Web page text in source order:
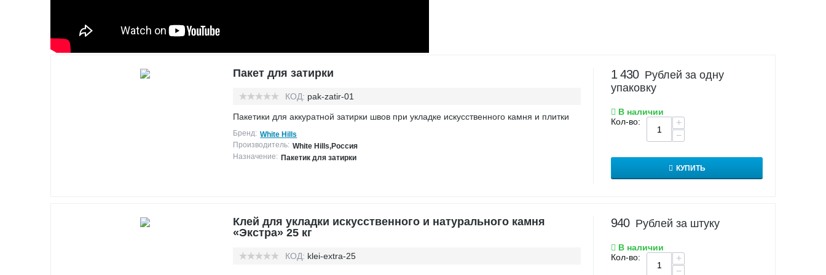
Пакет для затирки
КОД: pak-zatir-01
Пакетики для аккуратной затирки швов при укладке искусственного камня и плитки
Бренд: White Hills
Производитель: White Hills,Россия
Назначение: Пакетик для затирки
1 430 Рублей за одну
упаковку
В наличии
Кол-во:
+
−
КУПИТЬ
Клей для укладки искусственного и натурального камня
«Экстра» 25 кг
КОД: klei-extra-25
940 Рублей за штуку
В наличии
Кол-во:
+
−